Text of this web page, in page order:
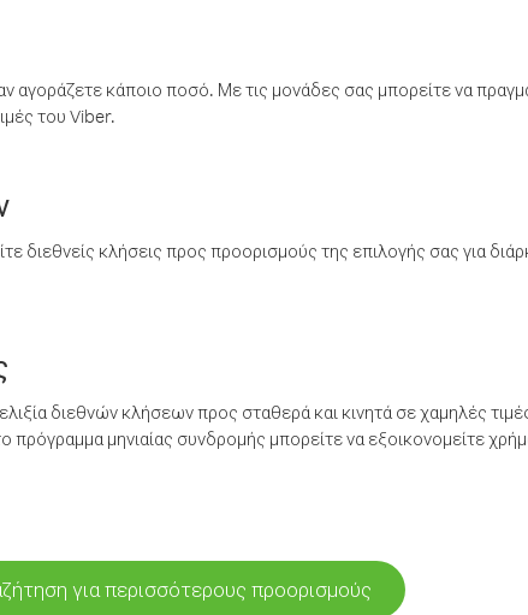
αγοράζετε κάποιο ποσό. Με τις μονάδες σας μπορείτε να
του Viber.
διεθνείς κλήσεις προς προορισμούς της επιλογής σας για
διεθνών κλήσεων προς σταθερά και κινητά σε χαμηλές
μηνιαίας συνδρομής μπορείτε να εξοικονομείτε
για περισσότερους προορισμούς